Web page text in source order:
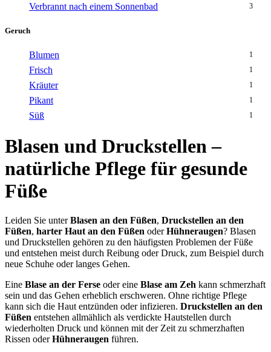
Verbrannt nach einem Sonnenbad 3
Geruch
Blumen 1
Frisch 1
Kräuter 1
Pikant 1
Süß 1
Blasen und Druckstellen –
natürliche Pflege für gesunde
Füße
Leiden Sie unterBlasen an den Füßen, Druckstellen an den
Füßen, harter Haut an den Füßen oderHühneraugen? Blasen
und Druckstellen gehören zu den häufigsten Problemen der Füße
und entstehen meist durch Reibung oder Druck, zum Beispiel durch
neue Schuhe oder langes Gehen.
Eine Blase an der Ferse oder eine Blase am Zeh kann schmerzhaft
sein und das Gehen erheblich erschweren. Ohne richtige Pflege
kann sich die Haut entzünden oder infizieren. Druckstellen an den
Füßen entstehen allmählich als verdickte Hautstellen durch
wiederholten Druck und können mit der Zeit zu schmerzhaften
Rissen oderHühneraugen führen.